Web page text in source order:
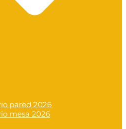
pared 2026
mesa 2026